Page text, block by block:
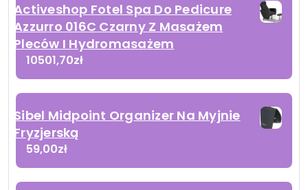
Activeshop Fotel Spa Do Pedicure
Azzurro 016C Czarny Z Masażem
Pleców I Hydromasażem
10501,70zł
Sibel Midpoint Organizer Na Myjnie
Fryzjerską
59,00zł